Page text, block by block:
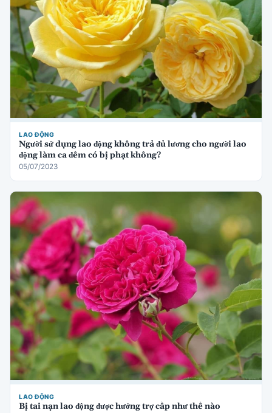
LAO ĐỘNG
Người sử dụng lao động không trả đủ lương cho người lao
động làm ca đêm có bị phạt không?
05/07/2023
LAO ĐỘNG
Bị tai nạn lao động được hưởng trợ cấp như thế nào